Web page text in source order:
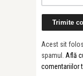
Acest sit
spamul. Află
comentariilor